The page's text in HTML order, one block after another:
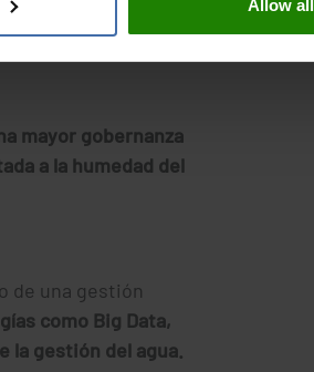
Allow all
las comunidades
mayor gobernanza
a la humedad del
de una gestión
como Big Data,
la gestión del agua.